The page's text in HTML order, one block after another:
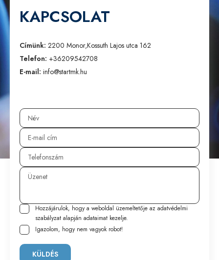
KAPCSOLAT
Címünk: 2200 Monor,Kossuth Lajos utca 162
Telefon: +36209542708
E-mail: info@startmk.hu
Hozzájárulok, hogy a weboldal üzemeltetője az adatvédelmi
szabályzat alapján adataimat kezelje.
Igazolom, hogy nem vagyok robot!
KÜLDÉS